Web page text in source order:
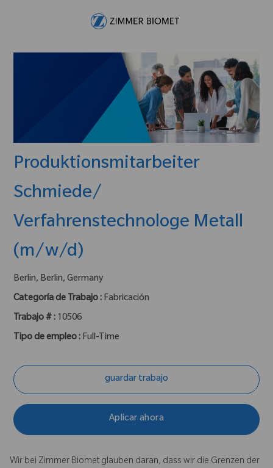
Produktionsmitarbeiter
Schmiede/
Verfahrenstechnologe Metall
(m/w/d)
ubicación :
Berlin, Berlin, Germany
Categoría de Trabajo : Fabricación
Trabajo # : 10506
Tipo de empleo : Full-Time
guardar trabajo
Aplicar ahora
Wir bei Zimmer Biomet glauben daran, dass wir die Grenzen der